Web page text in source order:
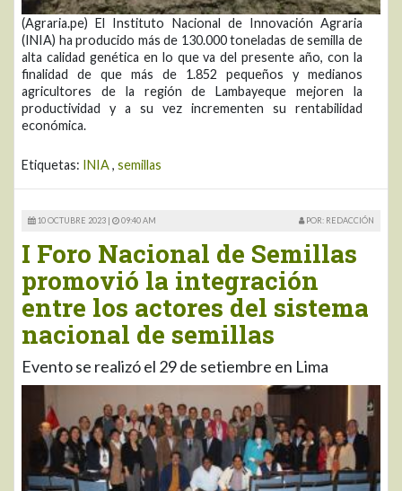
(Agraria.pe) El Instituto Nacional de Innovación Agraria
(INIA) ha producido más de 130.000 toneladas de semilla de
alta calidad genética en lo que va del presente año, con la
finalidad de que más de 1.852 pequeños y medianos
agricultores de la región de Lambayeque mejoren la
productividad y a su vez incrementen su rentabilidad
económica.
Etiquetas: INIA, semillas
10 OCTUBRE 2023 | 09:40 AM POR: REDACCIÓN
I Foro Nacional de Semillas
promovió la integración
entre los actores del sistema
nacional de semillas
Evento se realizó el 29 de setiembre en Lima